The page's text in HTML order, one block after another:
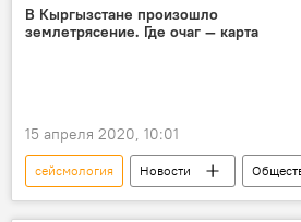
Армения
В Кыргызстане произошло
землетрясение. Где очаг — карта
15 апреля 2020, 10:01
сейсмология Новости
Кыргызстан
землетрясение